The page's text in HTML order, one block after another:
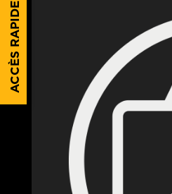
ACCÈS RAPIDE